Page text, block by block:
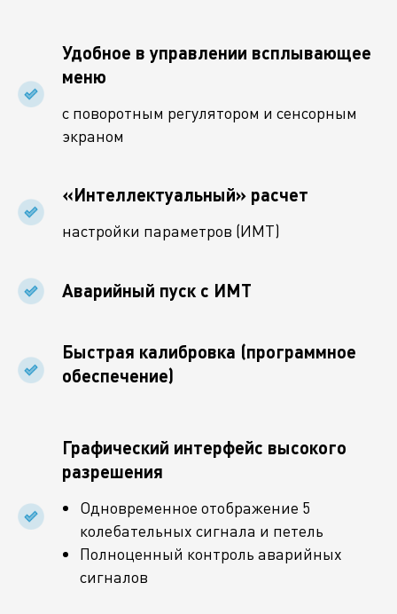
Удобное в управлении всплывающее
меню
с поворотным регулятором и сенсорным
экраном
«Интеллектуальный» расчет
настройки параметров (ИМТ)
Аварийный пуск с ИМТ
Быстрая калибровка (программное
обеспечение)
Графический интерфейс высокого
разрешения
Одновременное отображение 5
колебательных сигнала и петель
Полноценный контроль аварийных
сигналов